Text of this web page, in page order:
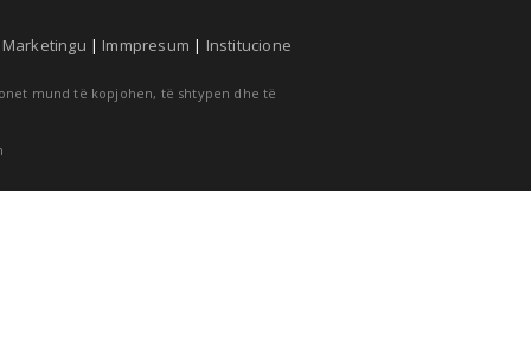
Marketingu | Immpresum | Institucione
mund të kopjohen, të shtypen dhe të